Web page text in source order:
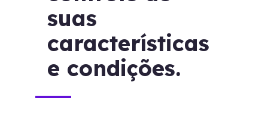
suas
características
e condições.